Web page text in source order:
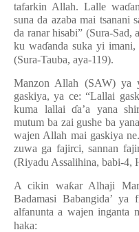
tafarkin Allah. Lalle waɗ
suna da azaba mai tsanani
da ranar hisabi” (Sura-Sad,
ku waɗanda suka yi imani,
(Sura-Tauba, aya-119).
Manzon Allah (SAW) ya
gaskiya, ya ce: “Lallai
kuma lallaiɗa’a yana
mutum ba zai gushe ba
wajen Allah mai gaskiya
zuwa ga fajirci, sannan
(Riyadu Assalihina, babi-4,
A cikin waƙar Alhaji
Badamasi Babangida’
alfanunta a wajen inganta
haka: